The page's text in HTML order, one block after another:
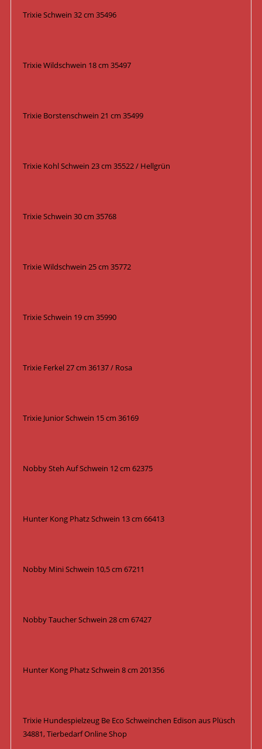
Trixie Schwein 32 cm 35496
Trixie Wildschwein 18 cm 35497
Trixie Borstenschwein 21 cm 35499
Trixie Kohl Schwein 23 cm 35522 / Hellgrün
Trixie Schwein 30 cm 35768
Trixie Wildschwein 25 cm 35772
Trixie Schwein 19 cm 35990
Trixie Ferkel 27 cm 36137 / Rosa
Trixie Junior Schwein 15 cm 36169
Nobby Steh Auf Schwein 12 cm 62375
Hunter Kong Phatz Schwein 13 cm 66413
Nobby Mini Schwein 10,5 cm 67211
Nobby Taucher Schwein 28 cm 67427
Hunter Kong Phatz Schwein 8 cm 201356
Trixie Hundespielzeug Be Eco Schweinchen Edison aus Plüsch
34881, Tierbedarf Online Shop